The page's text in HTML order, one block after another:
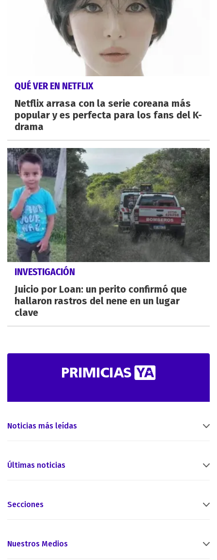
QUÉ VER EN NETFLIX
Netflix arrasa con la serie coreana más
popular y es perfecta para los fans del K-
drama
INVESTIGACIÓN
Juicio por Loan: un perito confirmó que
hallaron rastros del nene en un lugar
clave
Noticias más leídas
Últimas noticias
Secciones
Nuestros Medios